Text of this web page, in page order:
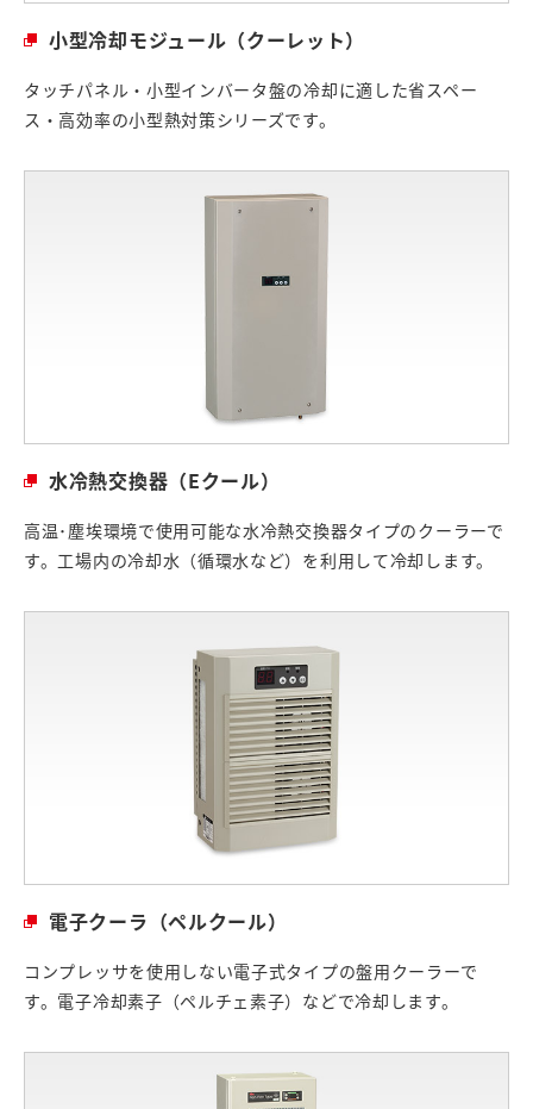
小型冷却モジュール（クーレット）
タッチパネル・小型インバータ盤の冷却に適した省スペー
ス・高効率の小型熱対策シリーズです。
水冷熱交換器（Eクール）
高温･塵埃環境で使用可能な水冷熱交換器タイプのクーラーで
す。工場内の冷却水（循環水など）を利用して冷却します。
電子クーラ（ペルクール）
コンプレッサを使用しない電子式タイプの盤用クーラーで
す。電子冷却素子（ペルチェ素子）などで冷却します。